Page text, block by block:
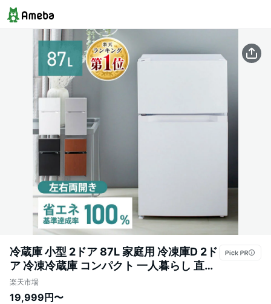
冷蔵庫 小型 2ドア 87L 家庭用 冷凍庫D 2ド
ア 冷凍冷蔵庫 コンパクト 一人暮らし 直冷
式 冷凍 ミニ冷蔵庫 新生活 食糧保存 おしゃ
れ 電子レンジ設置OK シンプル ホワイト
楽天市場
19,999円〜